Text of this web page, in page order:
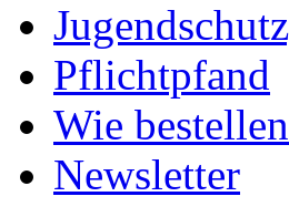
Pflichtpfand
Wie
Newsletter